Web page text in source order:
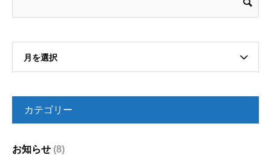
月を選択
カテゴリー
お知らせ (8)